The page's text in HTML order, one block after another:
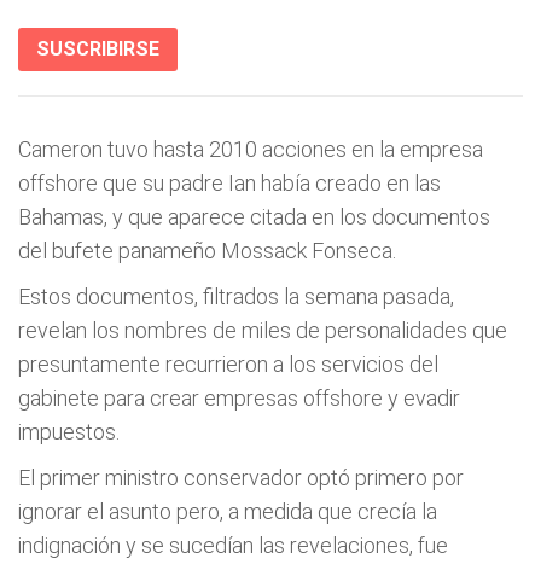
SUSCRIBIRSE
Cameron tuvo hasta 2010 acciones en la empresa
offshore que su padre Ian había creado en las
Bahamas, y que aparece citada en los documentos
del bufete panameño Mossack Fonseca.
Estos documentos, filtrados la semana pasada,
revelan los nombres de miles de personalidades que
presuntamente recurrieron a los servicios del
gabinete para crear empresas offshore y evadir
impuestos.
El primer ministro conservador optó primero por
ignorar el asunto pero, a medida que crecía la
indignación y se sucedían las revelaciones, fue